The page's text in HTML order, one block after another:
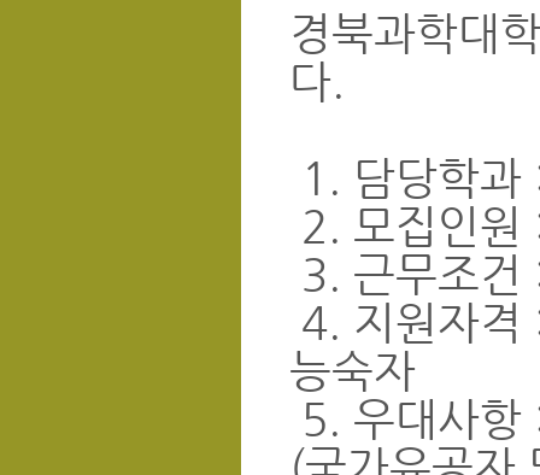
경북과학대
다.
1. 담당학과
2. 모집
3. 근무조건
4. 지원자격
능숙자
5. 우대사항